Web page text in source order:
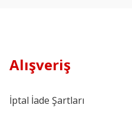
Alışveriş
İptal İade Şartları